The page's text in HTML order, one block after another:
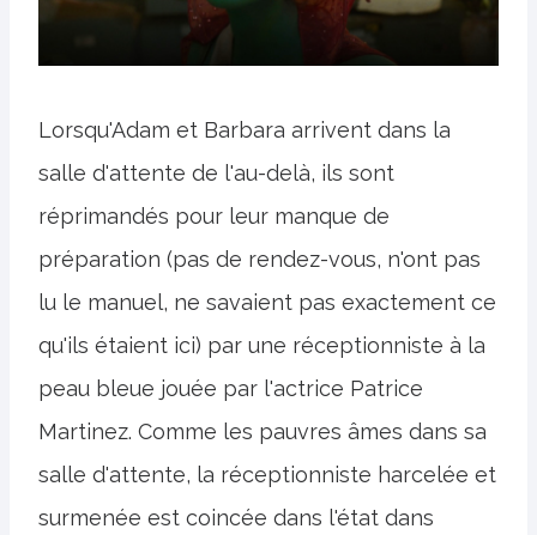
Lorsqu'Adam et Barbara arrivent dans la
salle d'attente de l'au-delà, ils sont
réprimandés pour leur manque de
préparation (pas de rendez-vous, n'ont pas
lu le manuel, ne savaient pas exactement ce
qu'ils étaient ici) par une réceptionniste à la
peau bleue jouée par l'actrice Patrice
Martinez. Comme les pauvres âmes dans sa
salle d'attente, la réceptionniste harcelée et
surmenée est coincée dans l'état dans